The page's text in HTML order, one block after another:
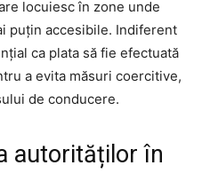
locuiesc în zone unde
puțin accesibile. Indiferent
ca plata să fie efectuată
a evita măsuri coercitive,
de conducere.
autorităților în